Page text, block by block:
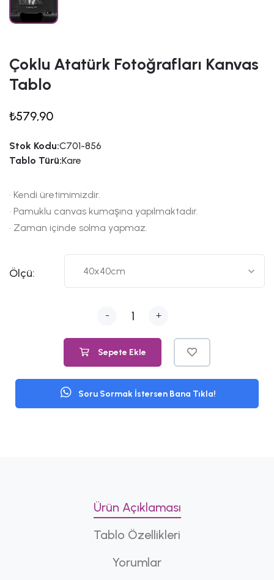
Çoklu Atatürk Fotoğrafları Kanvas
Tablo
₺579,90
Stok Kodu:C701-856
Tablo Türü:Kare
• Kendi üretimimizdir.
• Pamuklu canvas kumaşına yapılmaktadır.
• Zaman içinde solma yapmaz.
Ölçü:
- +
Sepete Ekle
Soru Sormak İstersen Bana Tıkla!
Ürün Açıklaması
Tablo Özellikleri
Yorumlar